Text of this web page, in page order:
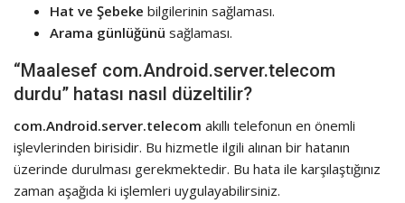
Hat ve Şebeke bilgilerinin sağlaması.
Arama günlüğünü sağlaması.
“Maalesef com.Android.server.telecom
durdu” hatası nasıl düzeltilir?
com.Android.server.telecom akıllı telefonun en önemli
işlevlerinden birisidir. Bu hizmetle ilgili alınan bir hatanın
üzerinde durulması gerekmektedir. Bu hata ile karşılaştığınız
zaman aşağıda ki işlemleri uygulayabilirsiniz.